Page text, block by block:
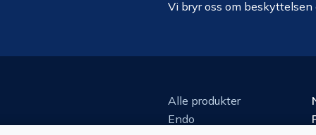
Vi bryr oss om
Alle produkter
Endo